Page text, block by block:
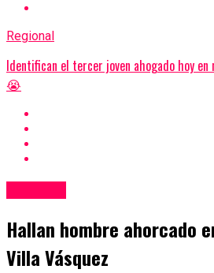
Regional
Identifican el tercer joven ahogado hoy
😭
Hallan hombre ahorcado
Villa Vásquez